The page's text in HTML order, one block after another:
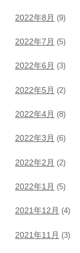
2022年8月 (9)
2022年7月 (5)
2022年6月 (3)
2022年5月 (2)
2022年4月 (8)
2022年3月 (6)
2022年2月 (2)
2022年1月 (5)
2021年12月 (4)
2021年11月 (3)